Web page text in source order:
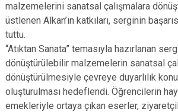
malzemelerini sanatsal çalışmalara
üstlenen Alkan’ın katkıları, serginin
tuttu.
“Atıktan Sanata” temasıyla hazırlanan
dönüştürülebilir malzemelerin sanatsal
dönüştürülmesiyle çevreye duyarlılık
oluşturulması hedeflendi. Öğrencilerin
emekleriyle ortaya çıkan eserler,